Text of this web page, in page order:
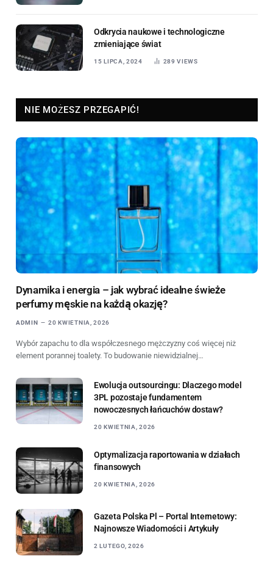
Odkrycia naukowe i technologiczne
zmieniające świat
15 LIPCA, 2024 289VIEWS
NIE MOŻESZ PRZEGAPIĆ!
Dynamika i energia – jak wybrać idealne świeże
perfumy męskie na każdą okazję?
ADMIN 20 KWIETNIA, 2026
Wybór zapachu to dla współczesnego mężczyzny coś więcej niż
element porannej toalety. To budowanie niewidzialnej…
Ewolucja outsourcingu: Dlaczego model
3PL pozostaje fundamentem
nowoczesnych łańcuchów dostaw?
20 KWIETNIA, 2026
Optymalizacja raportowania w działach
finansowych
20 KWIETNIA, 2026
Gazeta Polska Pl – Portal Internetowy:
Najnowsze Wiadomości i Artykuły
2 LUTEGO, 2026